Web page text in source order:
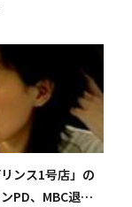
リンス1号店」の
PD、MBC退社